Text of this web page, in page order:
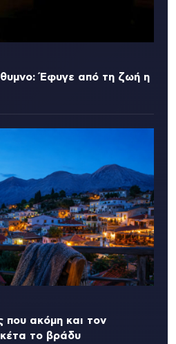
Έφυγε από τη ζωή η
που ακόμη και τον
το βράδυ